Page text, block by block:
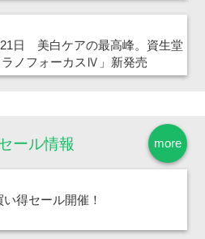
21日 美白ケアの最高峰。資生堂
ラノフォーカスⅣ」新発売
more
ール情報
得セール開催！